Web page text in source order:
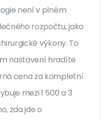
není v plném
rozpočtu, jako
výkony. To
nastavení hradíte
cena za kompletní
mezi 1 500 a 3
zda jde o